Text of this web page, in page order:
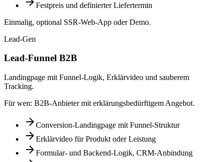
Festpreis und definierter Liefertermin
Einmalig, optional SSR-Web-App oder Demo.
Lead-Gen
Lead-Funnel B2B
Landingpage mit Funnel-Logik, Erklärvideo und sauberem
Tracking.
Für wen: B2B-Anbieter mit erklärungsbedürftigem Angebot.
Conversion-Landingpage mit Funnel-Struktur
Erklärvideo für Produkt oder Leistung
Formular- und Backend-Logik, CRM-Anbindung